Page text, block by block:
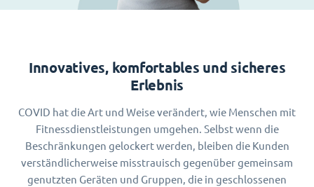
Innovatives, komfortables und sicheres
Erlebnis
COVID hat die Art und Weise verändert, wie Menschen mit
Fitnessdienstleistungen umgehen. Selbst wenn die
Beschränkungen gelockert werden, bleiben die Kunden
verständlicherweise misstrauisch gegenüber gemeinsam
genutzten Geräten und Gruppen, die in geschlossenen